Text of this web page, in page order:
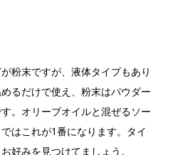
粉末ですが、液体タイプもあり
るだけで使え、粉末はパウダー
。オリーブオイルと混ぜるソー
はこれが1番になります。タイ
好みを見つけてましょう。